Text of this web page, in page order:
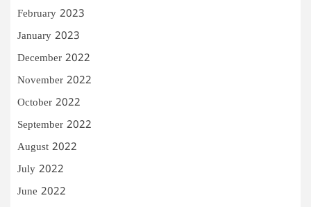
February 2023
January 2023
December 2022
November 2022
October 2022
September 2022
August 2022
July 2022
June 2022